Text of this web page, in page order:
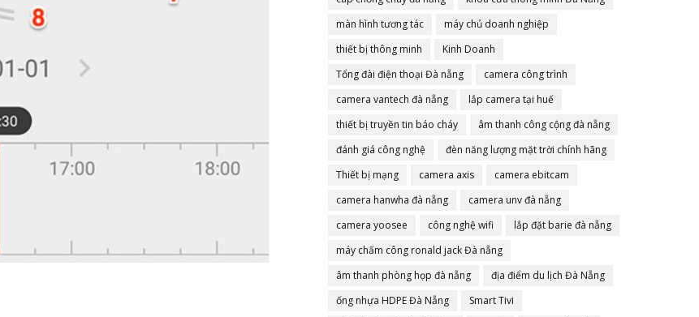
màn hình tương tác
máy chủ doanh nghiệp
thiết bị thông minh
Kinh Doanh
Tổng đài điện thoại Đà nẵng
camera công trình
camera vantech đà nẵng
lắp camera tại huế
thiết bị truyền tin báo cháy
âm thanh công cộng đà nẵng
đánh giá công nghệ
đèn năng lượng mặt trời chính hãng
Thiết bị mạng
camera axis
camera ebitcam
camera hanwha đà nẵng
camera unv đà nẵng
camera yoosee
công nghệ wifi
lắp đặt barie đà nẵng
máy chấm công ronald jack Đà nẵng
âm thanh phòng họp đà nẵng
địa điểm du lịch Đà Nẵng
ống nhựa HDPE Đà Nẵng
Smart Tivi